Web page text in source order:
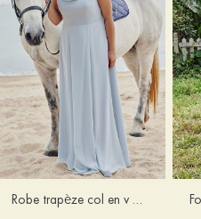
Robe trapèze col en v mousseline ras du sol robe de demoiselle d'honneur